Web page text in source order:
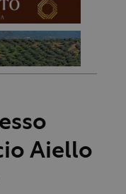
Aiello